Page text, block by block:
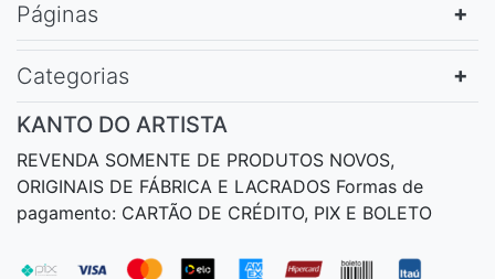
Páginas
Categorias
KANTO DO ARTISTA
REVENDA SOMENTE DE PRODUTOS NOVOS,
ORIGINAIS DE FÁBRICA E LACRADOS Formas de
pagamento: CARTÃO DE CRÉDITO, PIX E BOLETO